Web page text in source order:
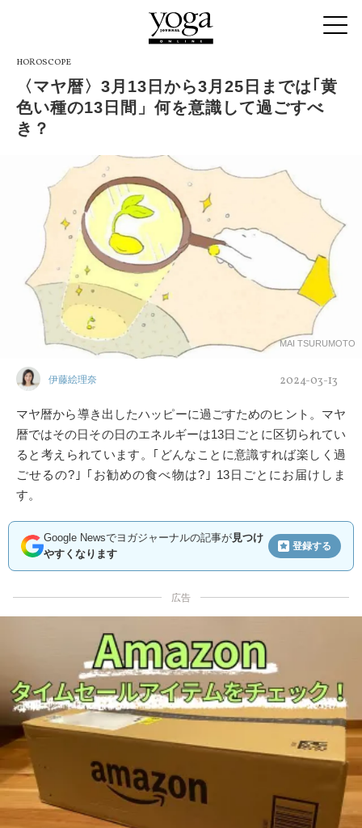
HOROSCOPE
〈マヤ暦〉3月13日から3月25日までは｢黄
色い種の13日間」何を意識して過ごすべ
き？
MAI TSURUMOTO
伊藤絵理奈 2024-03-13
マヤ暦から導き出したハッピーに過ごすためのヒント。マヤ
暦ではその日その日のエネルギーは13日ごとに区切られてい
ると考えられています。｢どんなことに意識すれば楽しく過
ごせるの?｣ ｢お勧めの食べ物は?｣ 13日ごとにお届けしま
す。
Google Newsでヨガジャーナルの記事が見つけ
やすくなります
登録する
広告